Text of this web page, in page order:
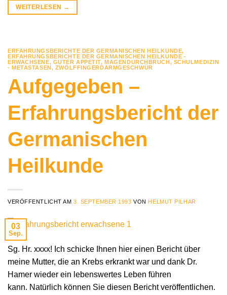
WEITERLESEN →
ERFAHRUNGSBERICHTE DER GERMANISCHEN HEILKUNDE,
ERFAHRUNGSBERICHTE DER GERMANISCHEN HEILKUNDE -
ERWACHSENE, GUTER APPETIT,MAGENDURCHBRUCH, SCHULMEDIZIN
- METASTASEN, ZWÖLFFINGERDARMGESCHWÜR
Aufgegeben –
Erfahrungsbericht der
Germanischen
Heilkunde
VERÖFFENTLICHT AM3. SEPTEMBER 1993 VON HELMUT PILHAR
03
Sep.
Sg. Hr. xxxx! Ich schicke Ihnen hier einen Bericht über
meine Mutter, die an Krebs erkrankt war und dank Dr.
Hamer wieder ein lebenswertes Leben führen
kann. Natürlich können Sie diesen Bericht veröffentlichen.